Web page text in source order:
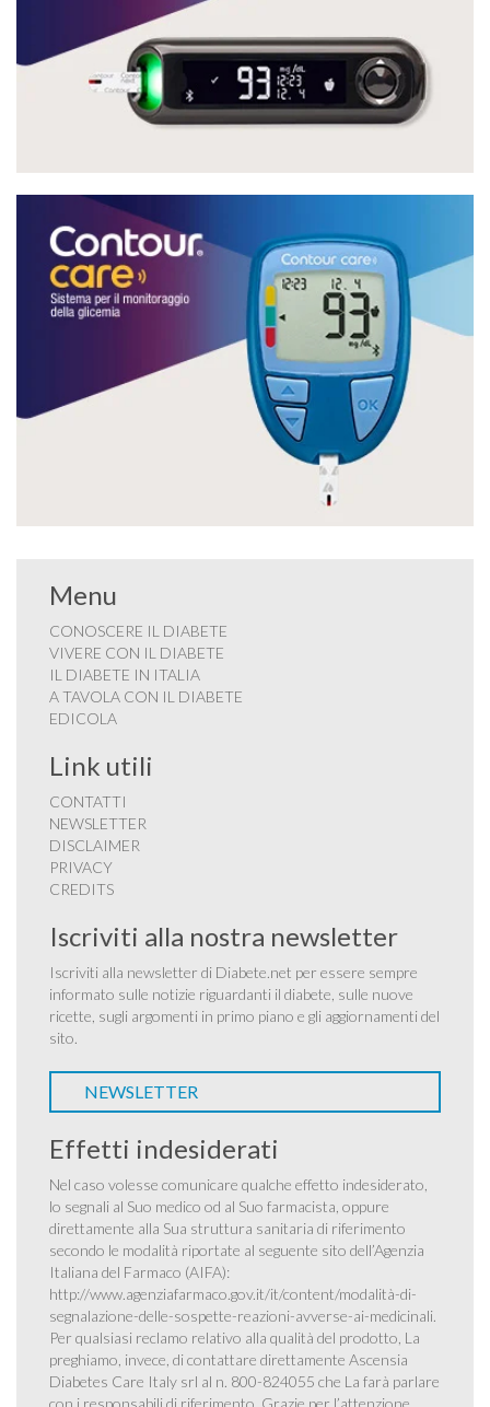
Menu
CONOSCERE IL DIABETE
VIVERE CON IL DIABETE
IL DIABETE IN ITALIA
A TAVOLA CON IL DIABETE
EDICOLA
Link utili
CONTATTI
NEWSLETTER
DISCLAIMER
PRIVACY
CREDITS
Iscriviti alla nostra newsletter
Iscriviti alla newsletter di Diabete.net per essere sempre
informato sulle notizie riguardanti il diabete, sulle nuove
ricette, sugli argomenti in primo piano e gli aggiornamenti del
sito.
NEWSLETTER
Effetti indesiderati
Nel caso volesse comunicare qualche effetto indesiderato,
lo segnali al Suo medico od al Suo farmacista, oppure
direttamente alla Sua struttura sanitaria di riferimento
secondo le modalità riportate al seguente sito dell’Agenzia
Italiana del Farmaco (AIFA):
http://www.agenziafarmaco.gov.it/it/content/modalità-di-
segnalazione-delle-sospette-reazioni-avverse-ai-medicinali.
Per qualsiasi reclamo relativo alla qualità del prodotto, La
preghiamo, invece, di contattare direttamente Ascensia
Diabetes Care Italy srl al n. 800-824055 che La farà parlare
con i responsabili di riferimento. Grazie per l’attenzione.